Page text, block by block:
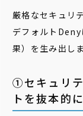
厳格なセキュリ
デフォルト
果）を生み出しま
①セキュリ
トを抜本的